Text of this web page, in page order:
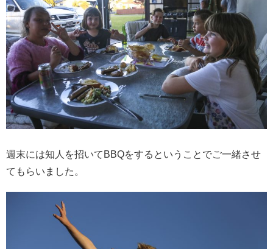
週末には知人を招いてBBQをするということでご一緒させ
てもらいました。